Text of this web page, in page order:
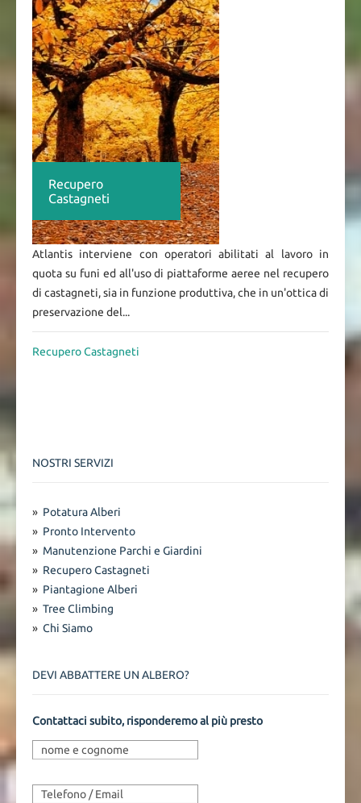
Recupero
Castagneti
Atlantis interviene con operatori abilitati al lavoro in
quota su funi ed all'uso di piattaforme aeree nel recupero
di castagneti, sia in funzione produttiva, che in un'ottica di
preservazione del...
Recupero Castagneti
NOSTRI SERVIZI
» Potatura Alberi
» Pronto Intervento
» Manutenzione Parchi e Giardini
» Recupero Castagneti
» Piantagione Alberi
» Tree Climbing
» Chi Siamo
DEVI ABBATTERE UN ALBERO?
Contattaci subito, risponderemo al più presto